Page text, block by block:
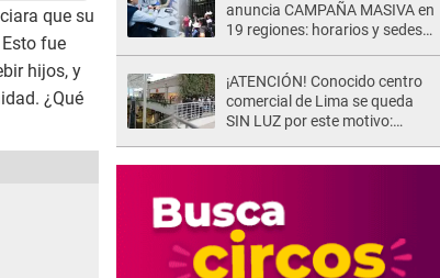
que su
fue
hijos, y
¿Qué
anuncia CAMPAÑA MASIVA en
19 regiones: horarios y sedes
¡ATENCIÓN! Conocido centro
comercial de Lima se queda
SIN LUZ por este motivo: